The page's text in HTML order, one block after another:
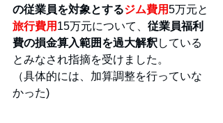
の従業員を対象とするジム費用5万元と
旅行費用 15万元について、 従業員福利
費の損金算入範囲を過大解釈している
とみなされ指摘を受けました。
（具体的には、加算調整を行っていな
かった)